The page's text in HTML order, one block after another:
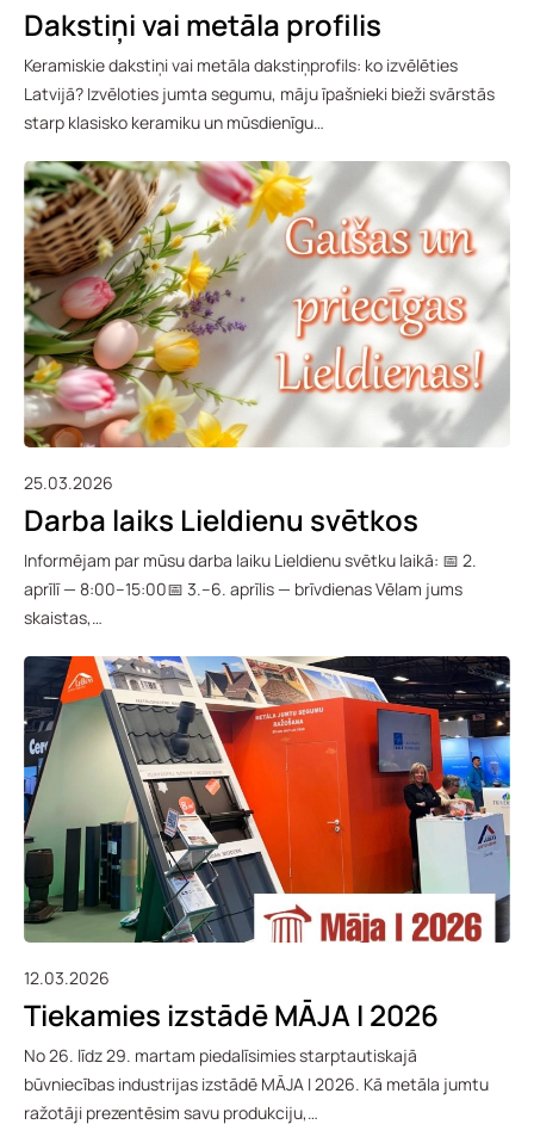
Dakstiņi vai metāla profilis
Keramiskie dakstiņi vai metāla dakstiņprofils: ko izvēlēties
Latvijā? Izvēloties jumta segumu, māju īpašnieki bieži svārstās
starp klasisko keramiku un mūsdienīgu…
25.03.2026
Darba laiks Lieldienu svētkos
Informējam par mūsu darba laiku Lieldienu svētku laikā: 📅 2.
aprīlī — 8:00–15:00📅 3.–6. aprīlis — brīvdienas Vēlam jums
skaistas,…
12.03.2026
Tiekamies izstādē MĀJA I 2026
No 26. līdz 29. martam piedalīsimies starptautiskajā
būvniecības industrijas izstādē MĀJA I 2026. Kā metāla jumtu
ražotāji prezentēsim savu produkciju,…